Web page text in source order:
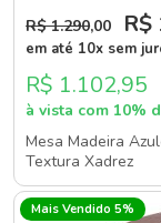
R$ 1.290,00 R$
em até 10x sem
R$ 1.102,95
à vista com 10%
Mesa Madeira
Textura Xadrez
Mais Vendido 5%